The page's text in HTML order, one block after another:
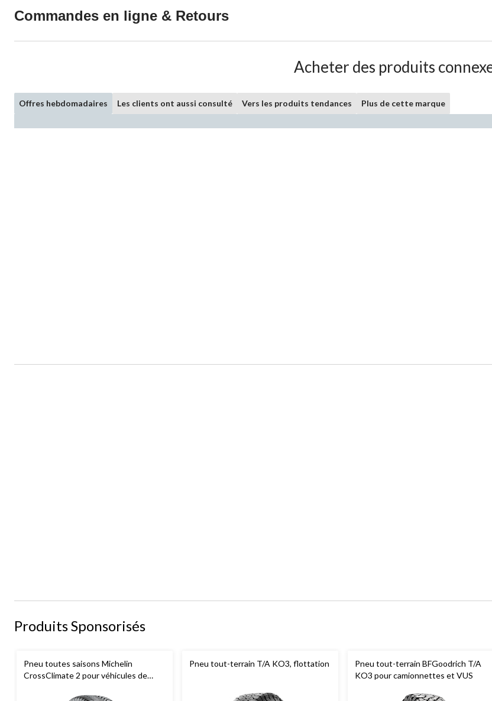
Commandes en ligne & Retours
Acheter des produits
Offres hebdomadaires Les clients ont aussi consulté Vers les produits tendances Plus de cette marque
Produits Sponsorisés
Pneu toutes saisons Michelin
CrossClimate 2 pour véhicules de
Pneu tout-terrain T/A KO3, flottation
Pneu tout-terrain BFGoodrich T/A
KO3 pour camionnettes et VUS